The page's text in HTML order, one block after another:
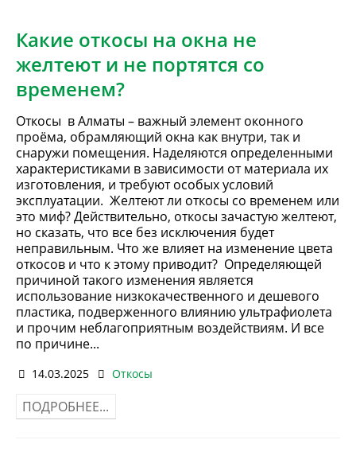
Какие откосы на окна не
желтеют и не портятся со
временем?
Откосы в Алматы – важный элемент оконного
проёма, обрамляющий окна как внутри, так и
снаружи помещения. Наделяются определенными
характеристиками в зависимости от материала их
изготовления, и требуют особых условий
эксплуатации. Желтеют ли откосы со временем или
это миф? Действительно, откосы зачастую желтеют,
но сказать, что все без исключения будет
неправильным. Что же влияет на изменение цвета
откосов и что к этому приводит? Определяющей
причиной такого изменения является
использование низкокачественного и дешевого
пластика, подверженного влиянию ультрафиолета
и прочим неблагоприятным воздействиям. И все
по причине...
14.03.2025 Откосы
ПОДРОБНЕЕ...